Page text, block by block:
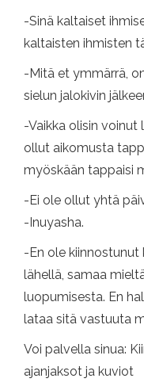
-Sinä kaltaiset
kaltaisten ihmisten
-Mitä et ymmärrä,
sielun jalokivin
-Vaikka olisin voinut
ollut aikomusta
myöskään tappaisi
-Ei ole ollut yhtä
-Inuyasha.
-En ole
lähellä, samaa
luopumisesta. En
lataa sitä vastuuta
Voi palvella sinua:
ajanjaksot ja kuviot